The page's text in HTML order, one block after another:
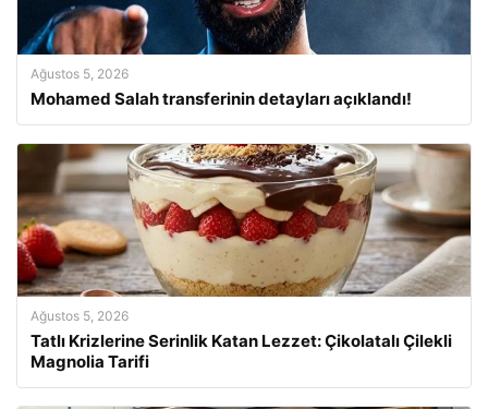
Ağustos 5, 2026
Mohamed Salah transferinin detayları açıklandı!
Ağustos 5, 2026
Tatlı Krizlerine Serinlik Katan Lezzet: Çikolatalı Çilekli
Magnolia Tarifi